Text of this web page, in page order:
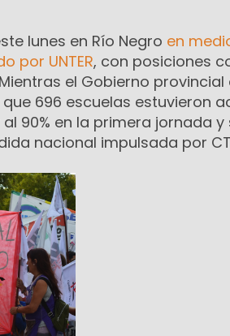
lunes en Río Negro en
por UNTER, con posiciones
el Gobierno
696 escuelas estuvieron
90% en la primera jornada y
nacional impulsada por